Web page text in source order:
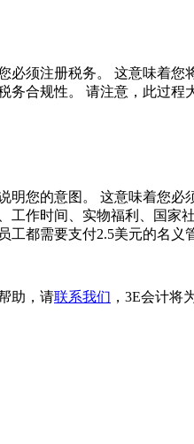
必须注册税务。 这意味着
合规性。 请注意，此过程
明您的意图。 这意味着您
工作时间、实物福利、国
都需要支付2.5美元的名义
助，请联系我们 ，3E会计将